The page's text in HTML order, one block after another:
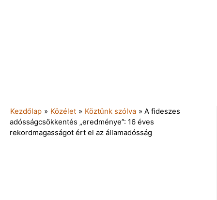
Kezdőlap » Közélet » Köztünk szólva » A fideszes
adósságcsökkentés „eredménye”: 16 éves
rekordmagasságot ért el az államadósság